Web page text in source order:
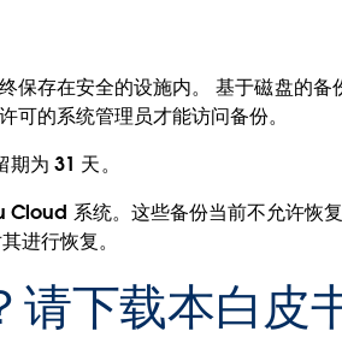
保存在安全的设施内。 基于磁盘的
可的系统管理员才能访问备份。
为 31 天。
系统。这些备份当前不允许恢
进行恢复。
请下载本白皮